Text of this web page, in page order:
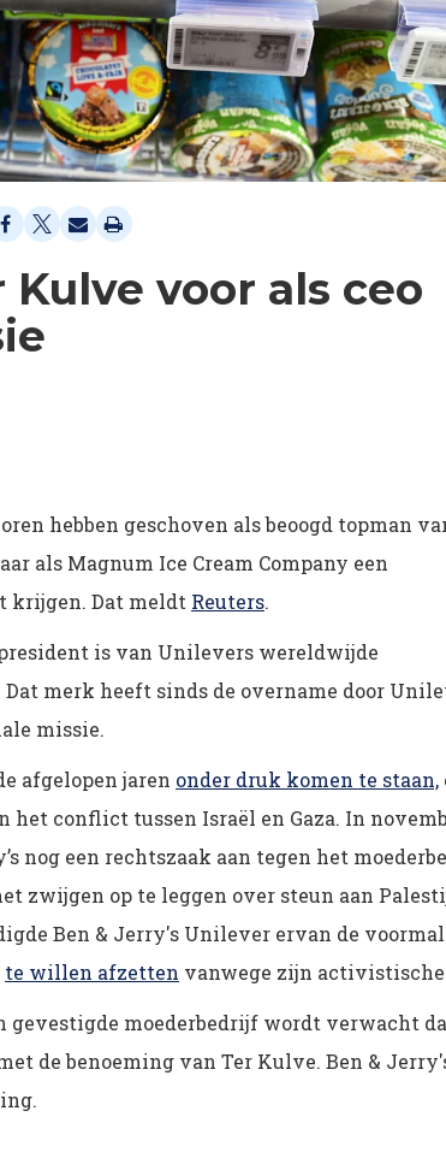
voor als ceo
hebben geschoven als beoogd topman
als Magnum Ice Cream Company een
krijgen. Dat meldt Reuters.
is van Unilevers wereldwijde
merk heeft sinds de overname door
missie.
afgelopen jaren onder druk komen te staan,
conflict tussen Israël en Gaza. In
nog een rechtszaak aan tegen het
zwijgen op te leggen over steun aan
Ben & Jerry's Unilever ervan de
te willen afzetten vanwege zijn
gevestigde moederbedrijf wordt verwacht
de benoeming van Ter Kulve. Ben &